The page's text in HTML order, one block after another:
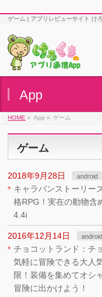
ゲーム | アプリレビューサイト け
App
HOME » App » ゲーム
ゲーム
2018年9月28日 android
キャラバンストーリー
格RPG！実在の動物含
4.4i
2016年12月14日 android
チョコットランド：チ
気軽に冒険できる大人
限！装備を集めてオシ
冒険に出かけよう！